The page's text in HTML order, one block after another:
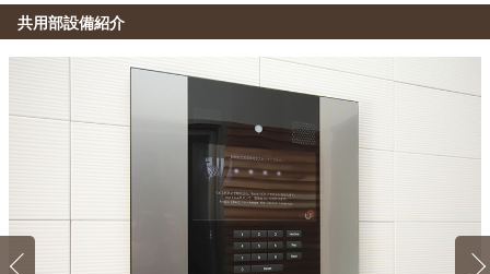
共用部設備紹介